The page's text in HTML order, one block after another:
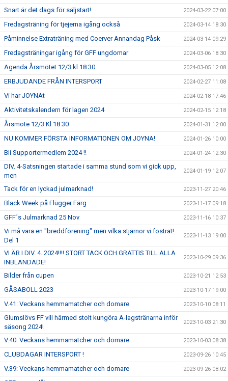
Snart är det dags för säljstart! 2024-03-22 07:00
Fredagsträning för tjejerna igång också 2024-03-14 18:30
Påminnelse Extraträning med Coerver Annandag Påsk 2024-03-14 09:29
Fredagsträningar igång för GFF ungdomar 2024-03-06 18:30
Agenda Årsmötet 12/3 kl 18:30 2024-03-05 12:08
ERBJUDANDE FRÅN INTERSPORT 2024-02-27 11:08
Vi har JOYNAt 2024-02-18 17:46
Aktivitetskalendern för lagen 2024 2024-02-15 12:18
Årsmöte 12/3 Kl 18:30 2024-01-31 12:00
NU KOMMER FÖRSTA INFORMATIONEN OM JOYNA! 2024-01-26 10:00
Bli Supportermedlem 2024 !! 2024-01-24 12:30
DIV. 4-Satsningen startade i samma stund som vi gick upp,
men
2024-01-19 12:07
Tack för en lyckad julmarknad! 2023-11-27 20:46
Black Week på Flügger Färg 2023-11-17 09:18
GFF´s Julmarknad 25 Nov 2023-11-16 10:37
Vi må vara en "breddförening" men vilka stjärnor vi fostrat!
Del 1
2023-11-13 19:00
VI ÄR I DIV. 4. 2024!!!! STORT TACK OCH GRATTIS TILL ALLA
INBLANDADE!
2023-10-29 09:36
Bilder från cupen 2023-10-21 12:53
GÅSABOLL 2023 2023-10-17 19:00
V.41: Veckans hemmamatcher och domare 2023-10-10 08:11
Glumslövs FF vill härmed stolt kungöra A-lagstränarna inför
säsong 2024!
2023-10-03 21:30
V.40: Veckans hemmamatcher och domare 2023-10-03 08:38
CLUBDAGAR INTERSPORT ! 2023-09-26 10:45
V.39: Veckans hemmamatcher och domare 2023-09-26 08:02